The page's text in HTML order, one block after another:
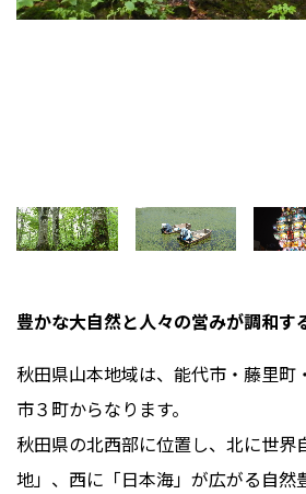
豊かな大自然と人々の営みが調和す
秋田県山本地域は、能代市・藤里町
市３町からなります。
秋田県の北西部に位置し、北に世界
地」、西に「日本海」が広がる自然